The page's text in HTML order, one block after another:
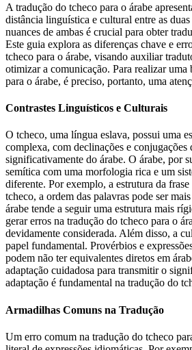
A tradução do tcheco para o árabe
distância linguística e cultural entre as
nuances de ambas é crucial para obter
Este guia explora as diferenças chave e
tcheco para o árabe, visando auxiliar
otimizar a comunicação. Para realizar uma
para o árabe, é preciso, portanto, uma
Contrastes Linguísticos e Culturais
O tcheco, uma língua eslava, possui uma
complexa, com declinações e conjugações
significativamente do árabe. O árabe, por
semítica com uma morfologia rica e um
diferente. Por exemplo, a estrutura da
tcheco, a ordem das palavras pode ser
árabe tende a seguir uma estrutura mais
gerar erros na tradução do tcheco para o
devidamente considerada. Além disso, a
papel fundamental. Provérbios e
podem não ter equivalentes diretos em
adaptação cuidadosa para transmitir o
adaptação é fundamental na tradução do
Armadilhas Comuns na Tradução
Um erro comum na tradução do tcheco